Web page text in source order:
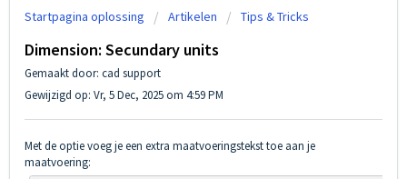
Startpagina oplossing Artikelen Tips & Tricks
Dimension: Secundary units
Gemaakt door: cad support
Gewijzigd op: Vr, 5 Dec, 2025 om 4:59 PM
Met de optie voeg je een extra maatvoeringstekst toe aan je
maatvoering: